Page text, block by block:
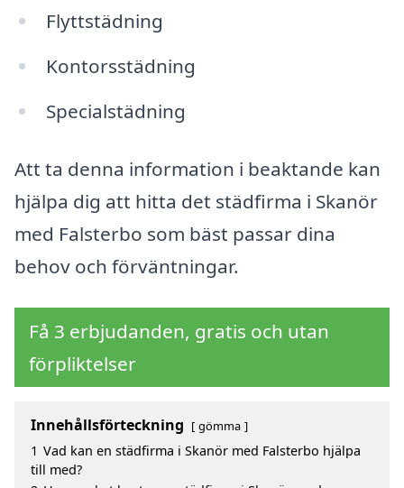
Flyttstädning
Kontorsstädning
Specialstädning
Att ta denna information i beaktande kan
hjälpa dig att hitta det städfirma i Skanör
med Falsterbo som bäst passar dina
behov och förväntningar.
Få 3 erbjudanden, gratis och utan
förpliktelser
Innehållsförteckning gömma
1 Vad kan en städfirma i Skanör med Falsterbo hjälpa
till med?